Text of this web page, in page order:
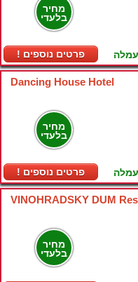
מחיר
בלעדי
! פרטים נוספים
Dancing House Hotel
מחיר
בלעדי
! פרטים נוספים
VINOHRADSKY DUM
מחיר
בלעדי